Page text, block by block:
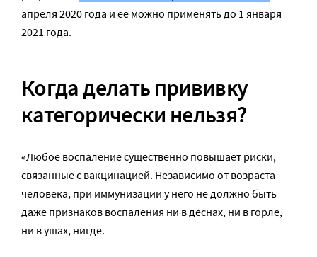
апреля 2020 года и ее можно применять до 1 января
2021 года.
Когда делать прививку
категорически нельзя?
«Любое воспаление существенно повышает риски,
связанные с вакцинацией. Независимо от возраста
человека, при иммунизации у него не должно быть
даже признаков воспаления ни в деснах, ни в горле,
ни в ушах, нигде.